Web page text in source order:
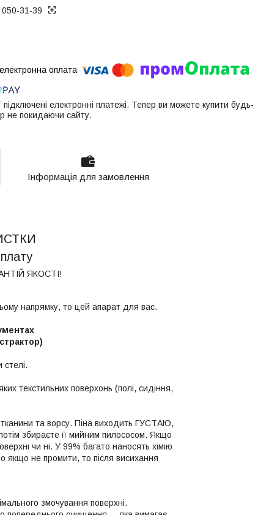
31-39
підключені електронні платежі. Тепер ви можете купити будь-
не покидаючи сайту.
Інформація для замовлення
ЯКОСТІ!
напрямку, то цей апарат для вас.
текстильних поверхонь (полі, сидіння,
тканини та ворсу. Піна виходить ГУСТАЮ,
збираєте її мийним пилососом. Якщо
чи ні. У 99% багато наносять хімію
якщо не промити, то після висихання
змочування поверхні.